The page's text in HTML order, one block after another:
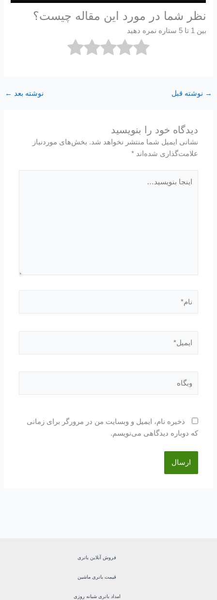
نظر شما در مورد این مقاله چیست؟
بین 1 تا 5 ستاره نمره دهید
→ نوشته قبل نوشته بعد ←
دیدگاه‌ خود را بنویسید
نشانی ایمیل شما منتشر نخواهد شد. بخش‌های موردنیاز
علامت‌گذاری شده‌اند*
بنویسید…
ذخیره نام، ایمیل و وبسایت من در مرورگر برای زمانی
که دوباره دیدگاهی می‌نویسم.
فروش آنلاین باتری
قیمت باتری ماشین
امداد باتری شبانه روزی